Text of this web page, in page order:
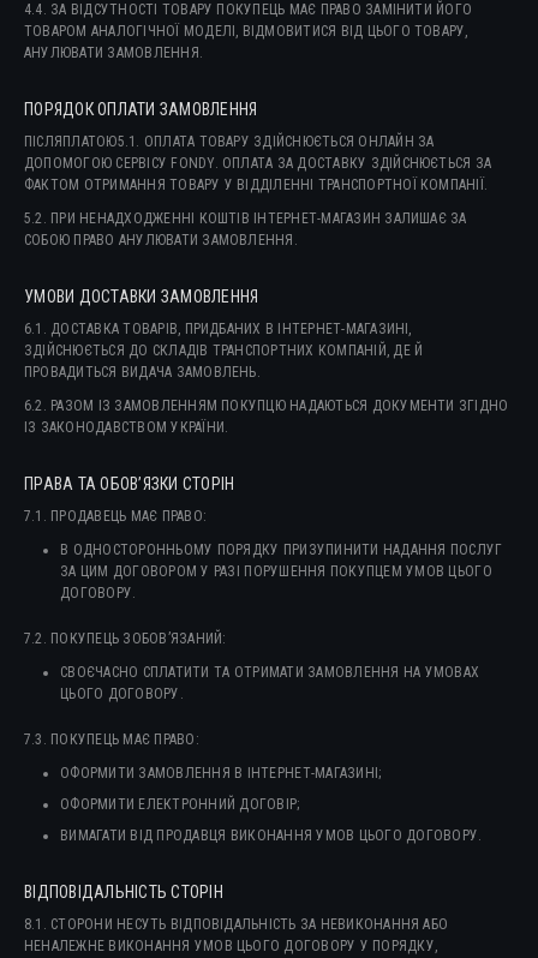
4.4. ЗА ВІДСУТНОСТІ ТОВАРУ ПОКУПЕЦЬ МАЄ ПРАВО ЗАМІНИТИ ЙОГО
ТОВАРОМ АНАЛОГІЧНОЇ МОДЕЛІ, ВІДМОВИТИСЯ ВІД ЦЬОГО ТОВАРУ,
АНУЛЮВАТИ ЗАМОВЛЕННЯ.
ПОРЯДОК ОПЛАТИ ЗАМОВЛЕННЯ
ПІСЛЯПЛАТОЮ5.1. ОПЛАТА ТОВАРУ ЗДІЙСНЮЄТЬСЯ ОНЛАЙН ЗА
ДОПОМОГОЮ СЕРВІСУ FONDY. ОПЛАТА ЗА ДОСТАВКУ ЗДІЙСНЮЄТЬСЯ ЗА
ФАКТОМ ОТРИМАННЯ ТОВАРУ У ВІДДІЛЕННІ ТРАНСПОРТНОЇ КОМПАНІЇ.
5.2. ПРИ НЕНАДХОДЖЕННІ КОШТІВ ІНТЕРНЕТ-МАГАЗИН ЗАЛИШАЄ ЗА
СОБОЮ ПРАВО АНУЛЮВАТИ ЗАМОВЛЕННЯ.
УМОВИ ДОСТАВКИ ЗАМОВЛЕННЯ
6.1. ДОСТАВКА ТОВАРІВ, ПРИДБАНИХ В ІНТЕРНЕТ-МАГАЗИНІ,
ЗДІЙСНЮЄТЬСЯ ДО СКЛАДІВ ТРАНСПОРТНИХ КОМПАНІЙ, ДЕ Й
ПРОВАДИТЬСЯ ВИДАЧА ЗАМОВЛЕНЬ.
6.2. РАЗОМ ІЗ ЗАМОВЛЕННЯМ ПОКУПЦЮ НАДАЮТЬСЯ ДОКУМЕНТИ ЗГІДНО
ІЗ ЗАКОНОДАВСТВОМ УКРАЇНИ.
ПРАВА ТА ОБОВ’ЯЗКИ СТОРІН
7.1. ПРОДАВЕЦЬ МАЄ ПРАВО:
В ОДНОСТОРОННЬОМУ ПОРЯДКУ ПРИЗУПИНИТИ НАДАННЯ ПОСЛУГ
ЗА ЦИМ ДОГОВОРОМ У РАЗІ ПОРУШЕННЯ ПОКУПЦЕМ УМОВ ЦЬОГО
ДОГОВОРУ.
7.2. ПОКУПЕЦЬ ЗОБОВ’ЯЗАНИЙ:
СВОЄЧАСНО СПЛАТИТИ ТА ОТРИМАТИ ЗАМОВЛЕННЯ НА УМОВАХ
ЦЬОГО ДОГОВОРУ.
7.3. ПОКУПЕЦЬ МАЄ ПРАВО:
ОФОРМИТИ ЗАМОВЛЕННЯ В ІНТЕРНЕТ-МАГАЗИНІ;
ОФОРМИТИ ЕЛЕКТРОННИЙ ДОГОВІР;
ВИМАГАТИ ВІД ПРОДАВЦЯ ВИКОНАННЯ УМОВ ЦЬОГО ДОГОВОРУ.
ВІДПОВІДАЛЬНІСТЬ СТОРІН
8.1. СТОРОНИ НЕСУТЬ ВІДПОВІДАЛЬНІСТЬ ЗА НЕВИКОНАННЯ АБО
НЕНАЛЕЖНЕ ВИКОНАННЯ УМОВ ЦЬОГО ДОГОВОРУ У ПОРЯДКУ,